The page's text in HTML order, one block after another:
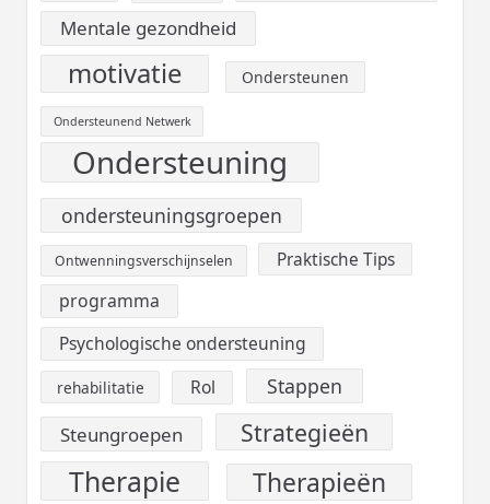
Mentale gezondheid
motivatie Ondersteunen
Ondersteunend Netwerk
Ondersteuning
ondersteuningsgroepen
Ontwenningsverschijnselen Praktische Tips
programma
Psychologische ondersteuning
rehabilitatie Rol Stappen
Steungroepen Strategieën
Therapie Therapieën